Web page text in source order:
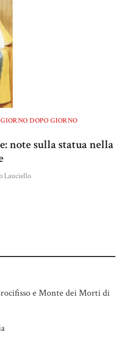
GIORNO DOPO GIORNO
note sulla statua nella
Lauciello
e Monte dei Morti di